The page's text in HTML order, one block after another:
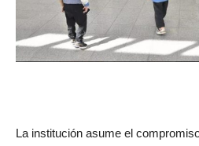
La institución asume el